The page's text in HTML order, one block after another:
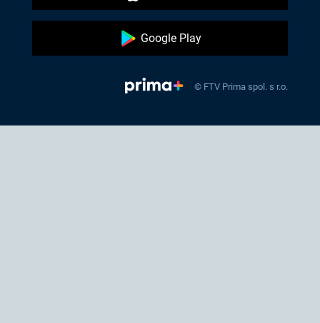
Google Play
© FTV Prima spol. s r.o.